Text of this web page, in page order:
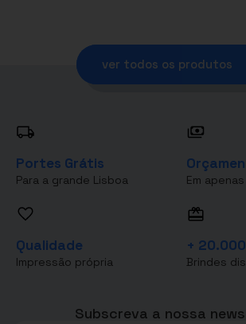
ver todos os produtos
Portes Grátis
Para a grande Lisboa Em
Qualidade
Impressão própria
+ 20.000
Brindes
Subscreva a nossa